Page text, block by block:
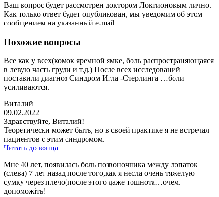
Ваш вопрос будет рассмотрен доктором Локтионовым лично.
Как только ответ будет опубликован, мы уведомим об этом
сообщением на указанный e-mail.
Похожие вопросы
Все как у всех(комок яремной ямке, боль распространяющаяся
в левую часть груди и т.д.) После всех исследований
поставили диагноз Синдром Игла -Стерлинга …боли
усиливаются.
Виталий
09.02.2022
Здравствуйте, Виталий!
Теоретически может быть, но в своей практике я не встречал
пациентов с этим синдромом.
Читать до конца
Мне 40 лет, появилась боль позвоночника между лопаток
(слева) 7 лет назад после того,как я несла очень тяжелую
сумку через плечо(после этого даже тошнота…очем.
допоможіть!